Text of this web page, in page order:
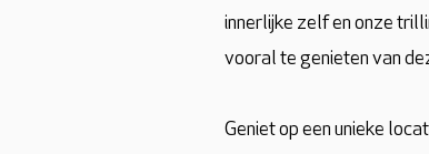
innerlijke zelf en onze
vooral te genieten van
Geniet op een unieke